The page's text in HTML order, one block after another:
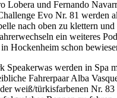
Lobera und Fernando
Evo Nr. 81 werden
nach oben zu klettern
ein weiteres
Hockenheim schon
Speakerwas werden in Spa
Fahrerpaar Alba
weiß/türkisfarbenen Nr. 83